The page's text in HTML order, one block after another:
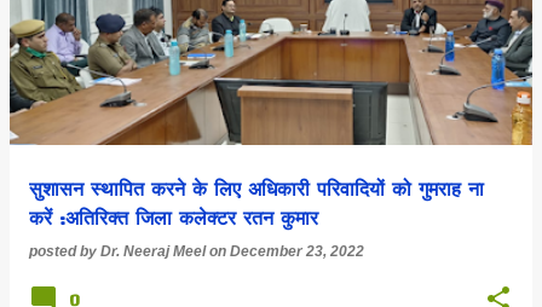
सुशासन स्थापित करने के लिए अधिकारी परिवादियों को गुमराह ना
करें :अतिरिक्त जिला कलेक्टर रतन कुमार
posted by Dr. Neeraj Meel on December 23, 2022
0